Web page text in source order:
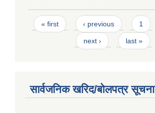
Pages
« first ‹ previous 1
next › last »
सार्वजनिक खरिद/बोलपत्र सूचना